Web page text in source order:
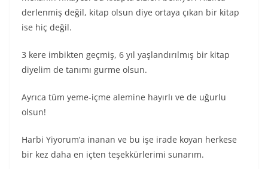
derlenmiş değil, kitap olsun diye ortaya çıkan bir kitap
ise hiç değil.
3 kere imbikten geçmiş, 6 yıl yaşlandırılmış bir kitap
diyelim de tanımı gurme olsun.
Ayrıca tüm yeme-içme alemine hayırlı ve de uğurlu
olsun!
Harbi Yiyorum’a inanan ve bu işe irade koyan herkese
bir kez daha en içten teşekkürlerimi sunarım.